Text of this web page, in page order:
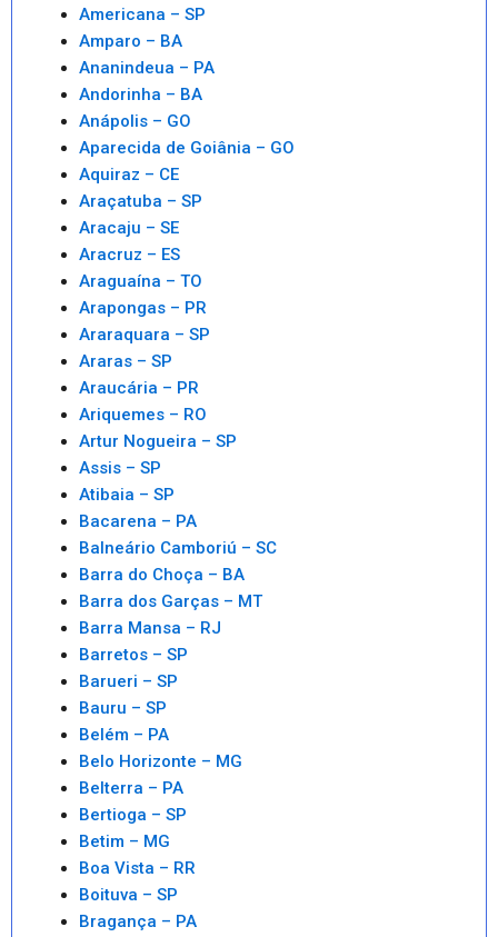
Americana – SP
Amparo – BA
Ananindeua – PA
Andorinha – BA
Anápolis – GO
Aparecida de Goiânia – GO
Aquiraz – CE
Araçatuba – SP
Aracaju – SE
Aracruz – ES
Araguaína – TO
Arapongas – PR
Araraquara – SP
Araras – SP
Araucária – PR
Ariquemes – RO
Artur Nogueira – SP
Assis – SP
Atibaia – SP
Bacarena – PA
Balneário Camboriú – SC
Barra do Choça – BA
Barra dos Garças – MT
Barra Mansa – RJ
Barretos – SP
Barueri – SP
Bauru – SP
Belém – PA
Belo Horizonte – MG
Belterra – PA
Bertioga – SP
Betim – MG
Boa Vista – RR
Boituva – SP
Bragança – PA